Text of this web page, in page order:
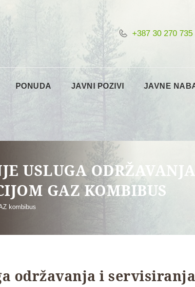
+387 30 270 735
PONUDA JAVNI POZIVI JAVNE
USLUGA
GAZ KOMBIBUS
kombibus
održavanja i